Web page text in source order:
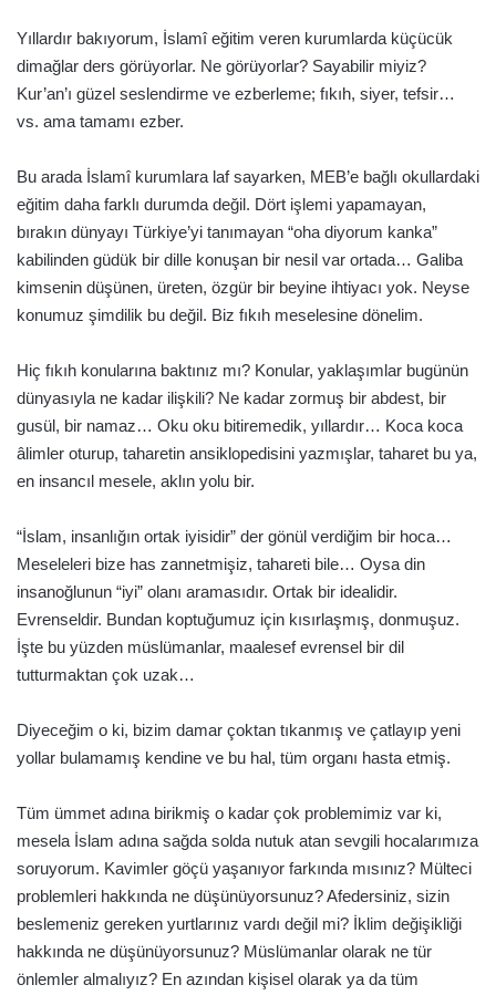
Yıllardır bakıyorum, İslamî eğitim veren kurumlarda küçücük
dimağlar ders görüyorlar. Ne görüyorlar? Sayabilir miyiz?
Kur’an’ı güzel seslendirme ve ezberleme; fıkıh, siyer, tefsir…
vs. ama tamamı ezber.
Bu arada İslamî kurumlara laf sayarken, MEB’e bağlı okullardaki
eğitim daha farklı durumda değil. Dört işlemi yapamayan,
bırakın dünyayı Türkiye’yi tanımayan “oha diyorum kanka”
kabilinden güdük bir dille konuşan bir nesil var ortada… Galiba
kimsenin düşünen, üreten, özgür bir beyine ihtiyacı yok. Neyse
konumuz şimdilik bu değil. Biz fıkıh meselesine dönelim.
Hiç fıkıh konularına baktınız mı? Konular, yaklaşımlar bugünün
dünyasıyla ne kadar ilişkili? Ne kadar zormuş bir abdest, bir
gusül, bir namaz… Oku oku bitiremedik, yıllardır… Koca koca
âlimler oturup, taharetin ansiklopedisini yazmışlar, taharet bu ya,
en insancıl mesele, aklın yolu bir.
“İslam, insanlığın ortak iyisidir” der gönül verdiğim bir hoca…
Meseleleri bize has zannetmişiz, tahareti bile… Oysa din
insanoğlunun “iyi” olanı aramasıdır. Ortak bir idealidir.
Evrenseldir. Bundan koptuğumuz için kısırlaşmış, donmuşuz.
İşte bu yüzden müslümanlar, maalesef evrensel bir dil
tutturmaktan çok uzak…
Diyeceğim o ki, bizim damar çoktan tıkanmış ve çatlayıp yeni
yollar bulamamış kendine ve bu hal, tüm organı hasta etmiş.
Tüm ümmet adına birikmiş o kadar çok problemimiz var ki,
mesela İslam adına sağda solda nutuk atan sevgili hocalarımıza
soruyorum. Kavimler göçü yaşanıyor farkında mısınız? Mülteci
problemleri hakkında ne düşünüyorsunuz? Afedersiniz, sizin
beslemeniz gereken yurtlarınız vardı değil mi? İklim değişikliği
hakkında ne düşünüyorsunuz? Müslümanlar olarak ne tür
önlemler almalıyız? En azından kişisel olarak ya da tüm